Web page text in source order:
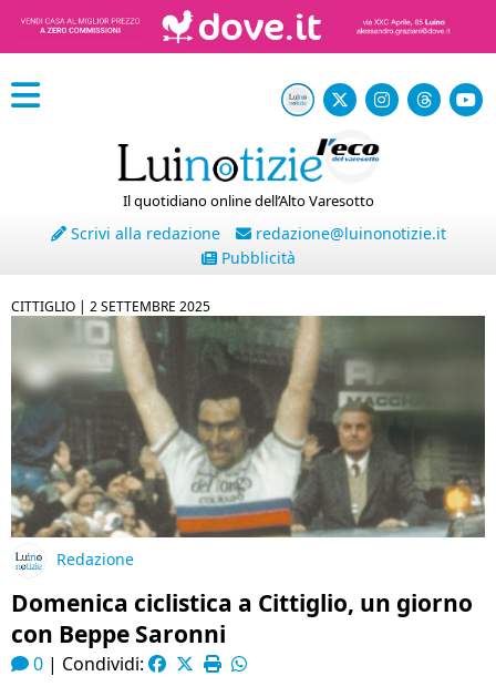
Il quotidiano online dell’Alto Varesotto
Scrivi alla redazione
redazione@luinonotizie.it
Pubblicità
CITTIGLIO | 2 SETTEMBRE 2025
Redazione
Domenica ciclistica a Cittiglio, un giorno
con Beppe Saronni
0 | Condividi: